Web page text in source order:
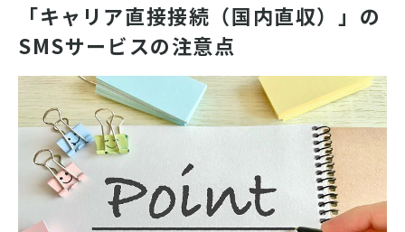
「キャリア直接接続（国内直収）」の
SMSサービスの注意点